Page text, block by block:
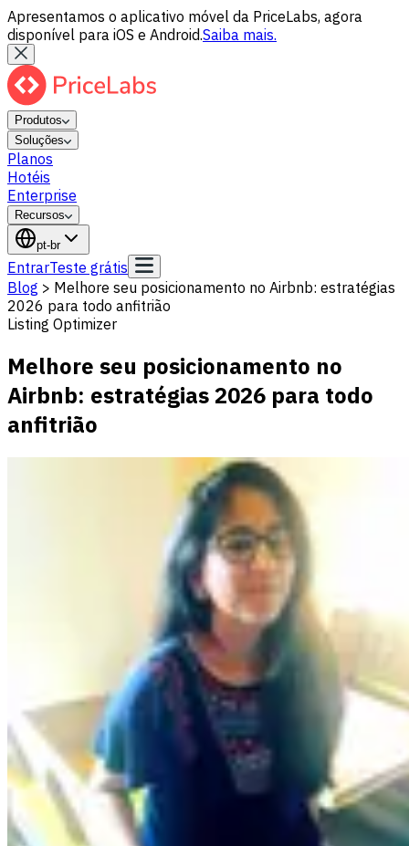
Apresentamos o aplicativo móvel da PriceLabs, agora
disponível para iOS e Android.Saiba mais.
Produtos
Soluções
Planos
Hotéis
Enterprise
Recursos
pt-br
EntrarTeste grátis
Blog > Melhore seu posicionamento no Airbnb: estratégias
2026 para todo anfitrião
Listing Optimizer
Melhore seu posicionamento no
Airbnb: estratégias 2026 para todo
anfitrião